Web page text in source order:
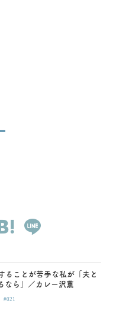
ることが苦手な私が「夫と
なら」／カレー沢薫
#021